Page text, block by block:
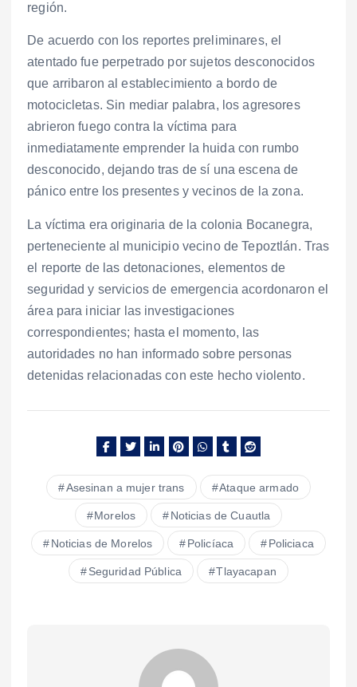
región.
De acuerdo con los reportes preliminares, el
atentado fue perpetrado por sujetos desconocidos
que arribaron al establecimiento a bordo de
motocicletas. Sin mediar palabra, los agresores
abrieron fuego contra la víctima para
inmediatamente emprender la huida con rumbo
desconocido, dejando tras de sí una escena de
pánico entre los presentes y vecinos de la zona.
La víctima era originaria de la colonia Bocanegra,
perteneciente al municipio vecino de Tepoztlán. Tras
el reporte de las detonaciones, elementos de
seguridad y servicios de emergencia acordonaron el
área para iniciar las investigaciones
correspondientes; hasta el momento, las
autoridades no han informado sobre personas
detenidas relacionadas con este hecho violento.
Asesinan a mujer trans Ataque armado
Morelos Noticias de Cuautla
Noticias de Morelos Policíaca Policiaca
Seguridad Pública Tlayacapan